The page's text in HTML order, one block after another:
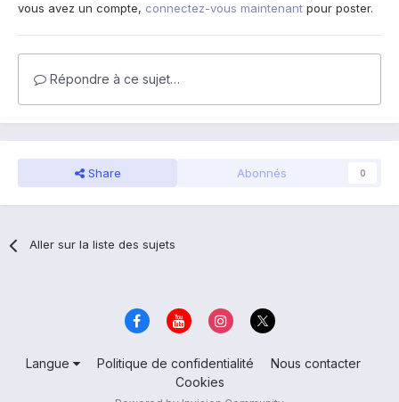
vous avez un compte, connectez-vous maintenant pour poster.
Répondre à ce sujet…
Share Abonnés 0
Aller sur la liste des sujets
Langue Politique de confidentialité
Nous contacter
Cookies